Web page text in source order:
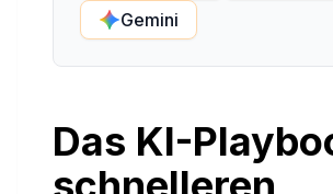
Gemini
Das KI-